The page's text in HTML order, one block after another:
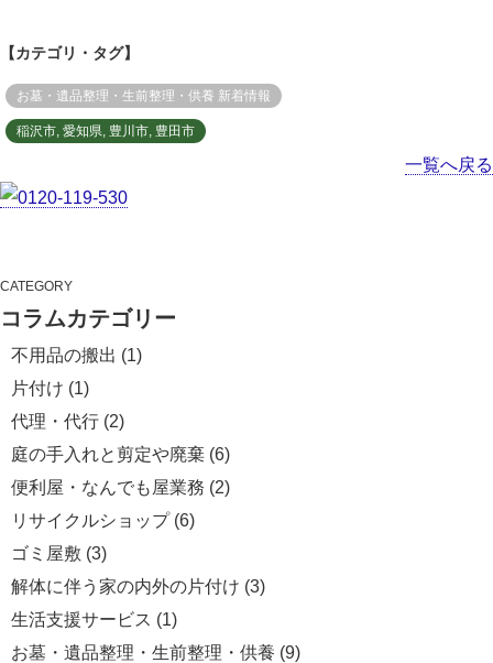
【カテゴリ・タグ】
お墓・遺品整理・生前整理・供養 新着情報
稲沢市, 愛知県, 豊川市, 豊田市
一覧へ戻る
CATEGORY
コラムカテゴリー
不用品の搬出 (1)
片付け (1)
代理・代行 (2)
庭の手入れと剪定や廃棄 (6)
便利屋・なんでも屋業務 (2)
リサイクルショップ(6)
ゴミ屋敷 (3)
解体に伴う家の内外の片付け (3)
生活支援サービス (1)
お墓・遺品整理・生前整理・供養 (9)